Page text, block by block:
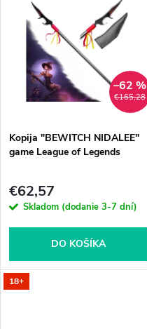
o
v
v
€165,28
–62 %
Kopija "BEWITCH NIDALEE"
game League of Legends
€62,57
Skladom (dodanie 3-7 dní)
DO KOŠÍKA
18+